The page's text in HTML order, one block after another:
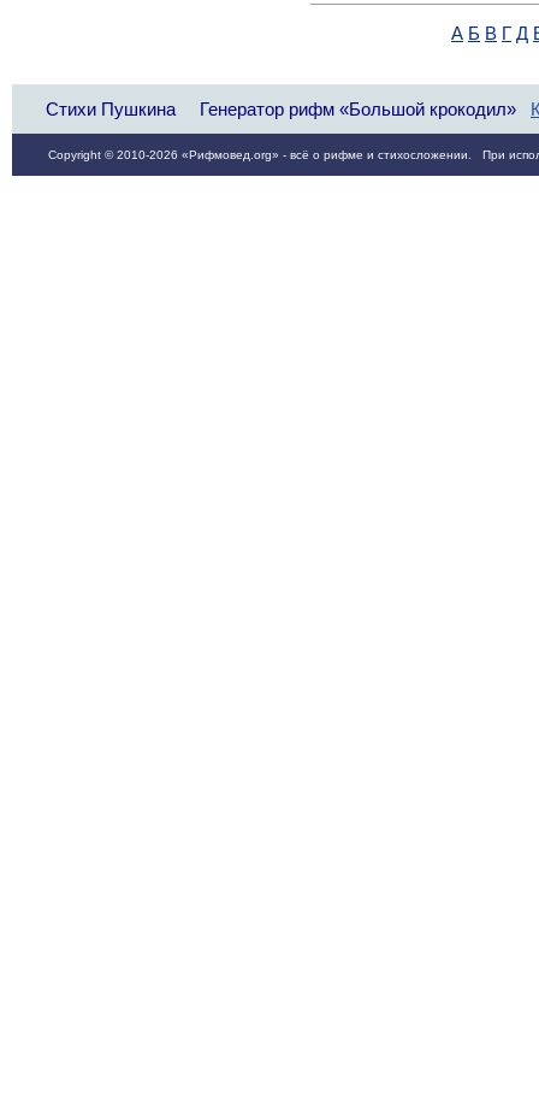
А Б В Г Д
Стихи Пушкина Генератор рифм «Большой крокодил»
Copyright © 2010-2026 «Рифмовед.org» - всё о рифме и стихосложении. При